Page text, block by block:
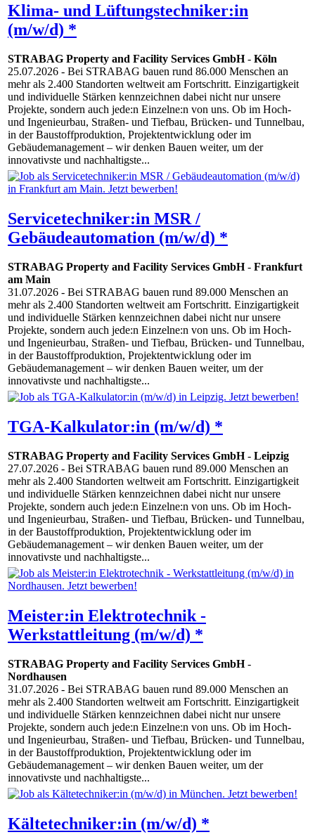
Klima- und Lüftungstechniker:in
(m/w/d) *
STRABAG Property and Facility Services GmbH- Köln
25.07.2026 - Bei STRABAG bauen rund 86.000 Menschen an
mehr als 2.400 Standorten weltweit am Fortschritt. Einzigartigkeit
und individuelle Stärken kennzeichnen dabei nicht nur unsere
Projekte, sondern auch jede:n Einzelne:n von uns. Ob im Hoch-
und Ingenieurbau, Straßen- und Tiefbau, Brücken- und Tunnelbau,
in der Baustoffproduktion, Projektentwicklung oder im
Gebäudemanagement – wir denken Bauen weiter, um der
innovativste und nachhaltigste...
Servicetechniker:in MSR /
Gebäudeautomation (m/w/d) *
STRABAG Property and Facility Services GmbH- Frankfurt
am Main
31.07.2026 - Bei STRABAG bauen rund 89.000 Menschen an
mehr als 2.400 Standorten weltweit am Fortschritt. Einzigartigkeit
und individuelle Stärken kennzeichnen dabei nicht nur unsere
Projekte, sondern auch jede:n Einzelne:n von uns. Ob im Hoch-
und Ingenieurbau, Straßen- und Tiefbau, Brücken- und Tunnelbau,
in der Baustoffproduktion, Projektentwicklung oder im
Gebäudemanagement – wir denken Bauen weiter, um der
innovativste und nachhaltigste...
TGA-Kalkulator:in (m/w/d) *
STRABAG Property and Facility Services GmbH- Leipzig
27.07.2026 - Bei STRABAG bauen rund 89.000 Menschen an
mehr als 2.400 Standorten weltweit am Fortschritt. Einzigartigkeit
und individuelle Stärken kennzeichnen dabei nicht nur unsere
Projekte, sondern auch jede:n Einzelne:n von uns. Ob im Hoch-
und Ingenieurbau, Straßen- und Tiefbau, Brücken- und Tunnelbau,
in der Baustoffproduktion, Projektentwicklung oder im
Gebäudemanagement – wir denken Bauen weiter, um der
innovativste und nachhaltigste...
Meister:in Elektrotechnik -
Werkstattleitung (m/w/d) *
STRABAG Property and Facility Services GmbH-
Nordhausen
31.07.2026 - Bei STRABAG bauen rund 89.000 Menschen an
mehr als 2.400 Standorten weltweit am Fortschritt. Einzigartigkeit
und individuelle Stärken kennzeichnen dabei nicht nur unsere
Projekte, sondern auch jede:n Einzelne:n von uns. Ob im Hoch-
und Ingenieurbau, Straßen- und Tiefbau, Brücken- und Tunnelbau,
in der Baustoffproduktion, Projektentwicklung oder im
Gebäudemanagement – wir denken Bauen weiter, um der
innovativste und nachhaltigste...
Kältetechniker:in (m/w/d) *